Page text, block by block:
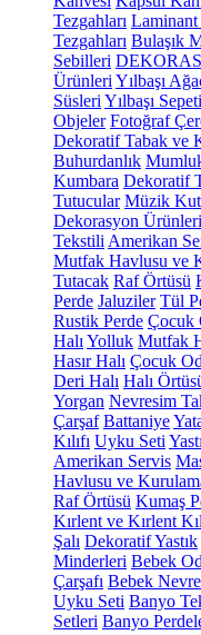
Tezgahları Laminant
Tezgahları Bulaşık
Sebilleri
Ürünleri Yılbaşı
Süsleri Yılbaşı Sepeti
Objeler Fotoğraf
Dekoratif Tabak ve
Buhurdanlık
Kumbara Dekoratif
Tutucular Müzik
Dekorasyon Ürünleri
Tekstili Amerikan
Mutfak Havlusu ve
Tutacak Raf Örtüsü
Perde Jaluziler Tül
Rustik Perde Çocuk
Halı Yolluk Mutfak
Hasır Halı Çocuk
Deri Halı Halı
Yorgan Nevresim
Çarşaf Battaniye
Kılıfı Uyku Seti
Amerikan Servis
Havlusu ve
Raf Örtüsü Kumaş
Kırlent ve Kırlent
Şalı Dekoratif Yastık
Minderleri Bebek
Çarşafı Bebek
Uyku Seti Banyo
Setleri Banyo